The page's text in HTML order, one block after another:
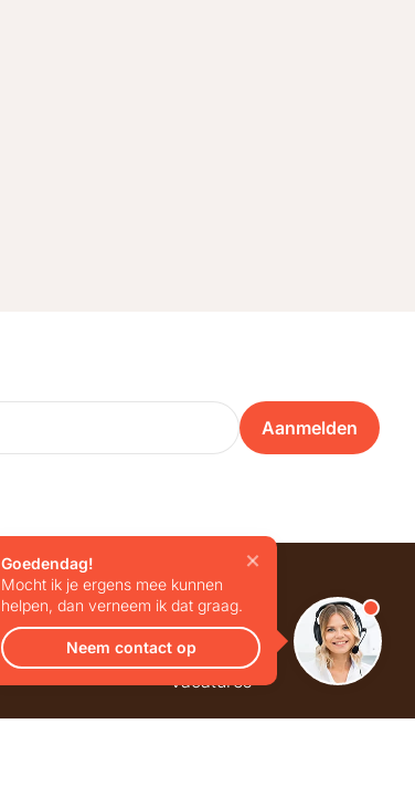
Aanmelden
Overig
Blog
Vacatures
Goedendag!
Mocht ik je ergens mee kunnen
helpen, dan verneem ik dat graag.
Neem contact op